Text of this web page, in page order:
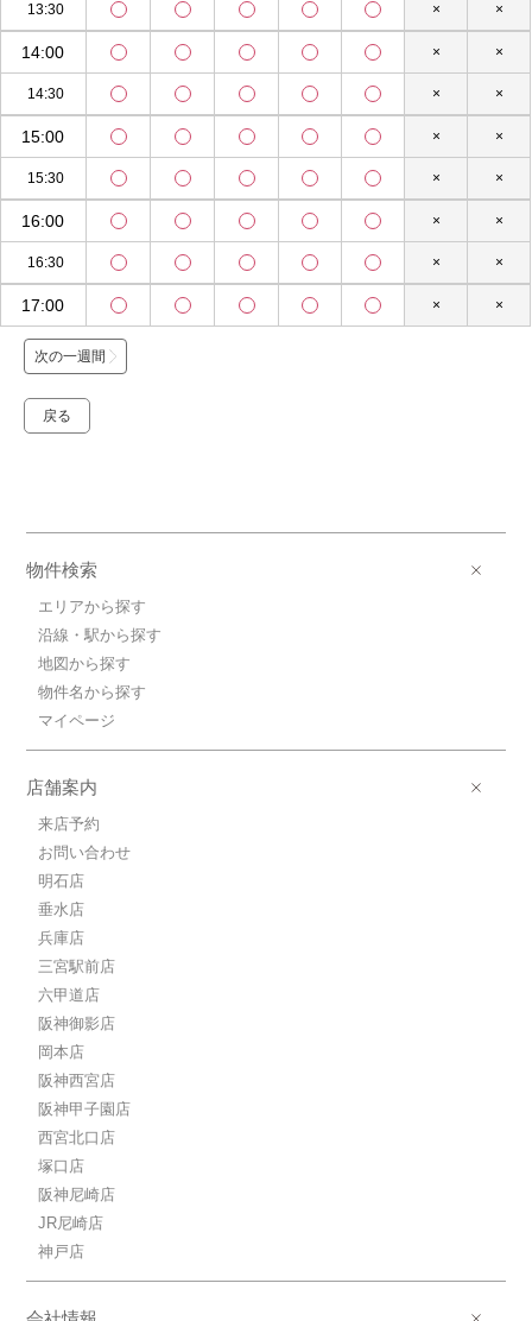
13:30
14:00
14:30
15:00
15:30
16:00
16:30
17:00
×
×
×
×
×
×
×
×
×
×
×
×
×
×
×
×
次の一週間
戻る
物件検索
エリアから探す
沿線・駅から探す
地図から探す
物件名から探す
マイページ
店舗案内
来店予約
お問い合わせ
明石店
垂水店
兵庫店
三宮駅前店
六甲道店
阪神御影店
岡本店
阪神西宮店
阪神甲子園店
西宮北口店
塚口店
阪神尼崎店
JR尼崎店
神戸店